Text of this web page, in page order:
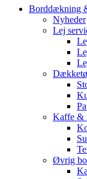
Borddækning
Nyheder
Lej
Kaffe &
Øvrig